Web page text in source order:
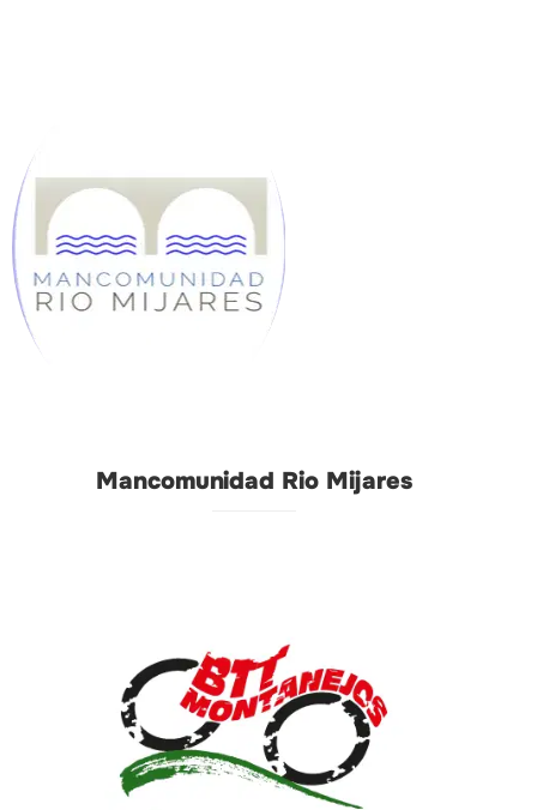
Mancomunidad Rio Mijares